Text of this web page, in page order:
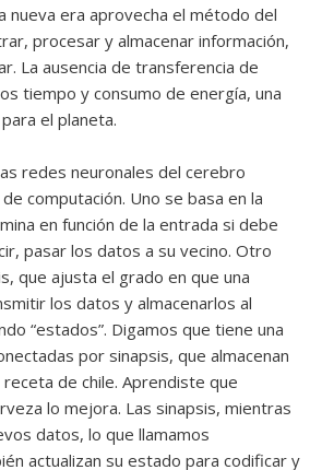
nueva era aprovecha el método del
procesar y almacenar información,
La ausencia de transferencia de
tiempo y consumo de energía, una
el planeta.
redes neuronales del cerebro
computación. Uno se basa en la
en función de la entrada si debe
pasar los datos a su vecino. Otro
que ajusta el grado en que una
los datos y almacenarlos al
“estados”. Digamos que tiene una
por sinapsis, que almacenan
de chile. Aprendiste que
lo mejora. Las sinapsis, mientras
datos, lo que llamamos
actualizan su estado para codificar y